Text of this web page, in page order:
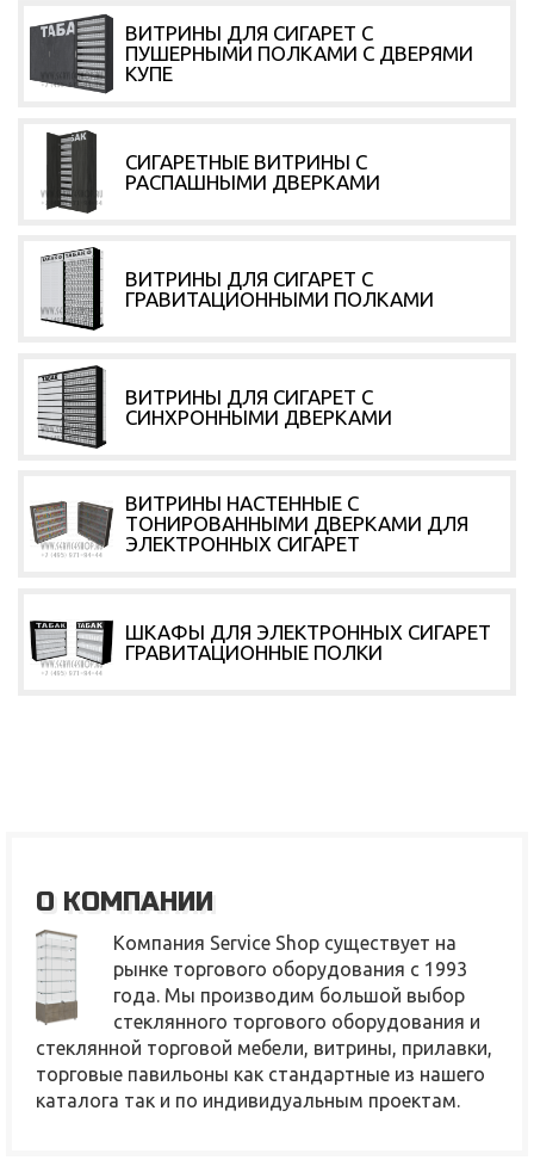
ВИТРИНЫ ДЛЯ СИГАРЕТ С
ПУШЕРНЫМИ ПОЛКАМИ С ДВЕРЯМИ
КУПЕ
СИГАРЕТНЫЕ ВИТРИНЫ С
РАСПАШНЫМИ ДВЕРКАМИ
ВИТРИНЫ ДЛЯ СИГАРЕТ С
ГРАВИТАЦИОННЫМИ ПОЛКАМИ
ВИТРИНЫ ДЛЯ СИГАРЕТ С
СИНХРОННЫМИ ДВЕРКАМИ
ВИТРИНЫ НАСТЕННЫЕ С
ТОНИРОВАННЫМИ ДВЕРКАМИ ДЛЯ
ЭЛЕКТРОННЫХ СИГАРЕТ
ШКАФЫ ДЛЯ ЭЛЕКТРОННЫХ СИГАРЕТ
ГРАВИТАЦИОННЫЕ ПОЛКИ
О КОМПАНИИ
Компания Service Shop существует на
рынке торгового оборудования с 1993
года. Мы производим большой выбор
стеклянного торгового оборудования и
стеклянной торговой мебели, витрины, прилавки,
торговые павильоны как стандартные из нашего
каталога так и по индивидуальным проектам.